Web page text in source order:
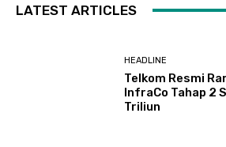
LATEST ARTICLES
HEADLINE
Telkom Resmi
InfraCo Tahap 2
Triliun